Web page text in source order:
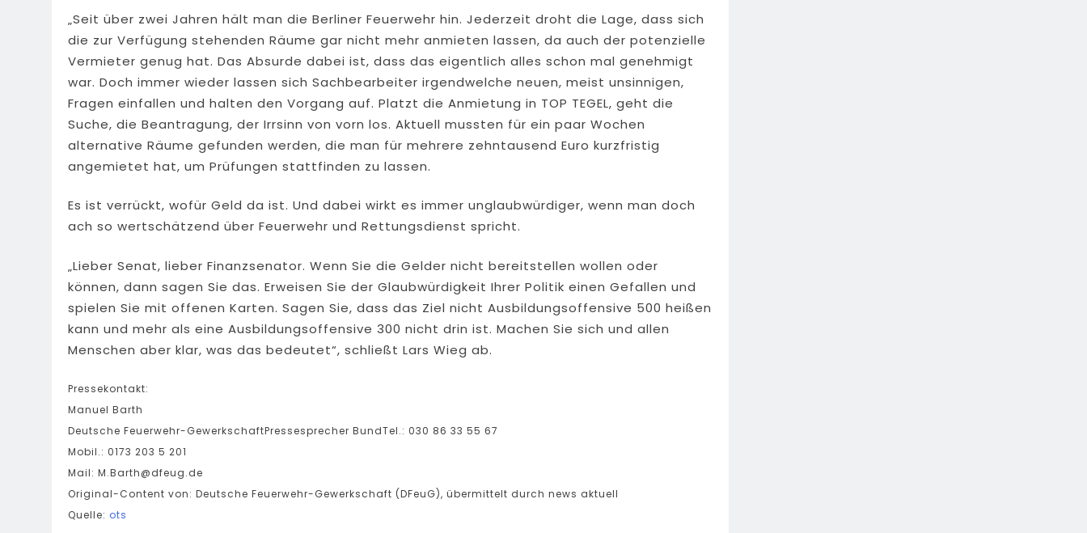
„Seit über zwei Jahren hält man die Berliner Feuerwehr hin. Jederzeit droht die Lage, dass sich
die zur Verfügung stehenden Räume gar nicht mehr anmieten lassen, da auch der potenzielle
Vermieter genug hat. Das Absurde dabei ist, dass das eigentlich alles schon mal genehmigt
war. Doch immer wieder lassen sich Sachbearbeiter irgendwelche neuen, meist unsinnigen,
Fragen einfallen und halten den Vorgang auf. Platzt die Anmietung in TOP TEGEL, geht die
Suche, die Beantragung, der Irrsinn von vorn los. Aktuell mussten für ein paar Wochen
alternative Räume gefunden werden, die man für mehrere zehntausend Euro kurzfristig
angemietet hat, um Prüfungen stattfinden zu lassen.
Es ist verrückt, wofür Geld da ist. Und dabei wirkt es immer unglaubwürdiger, wenn man doch
ach so wertschätzend über Feuerwehr und Rettungsdienst spricht.
„Lieber Senat, lieber Finanzsenator. Wenn Sie die Gelder nicht bereitstellen wollen oder
können, dann sagen Sie das. Erweisen Sie der Glaubwürdigkeit Ihrer Politik einen Gefallen und
spielen Sie mit offenen Karten. Sagen Sie, dass das Ziel nicht Ausbildungsoffensive 500 heißen
kann und mehr als eine Ausbildungsoffensive 300 nicht drin ist. Machen Sie sich und allen
Menschen aber klar, was das bedeutet“, schließt Lars Wieg ab.
Pressekontakt:
Manuel Barth
Deutsche Feuerwehr-GewerkschaftPressesprecher BundTel.: 030 86 33 55 67
Mobil.: 0173 203 5 201
Mail: M.Barth@dfeug.de
Original-Content von: Deutsche Feuerwehr-Gewerkschaft (DFeuG), übermittelt durch news aktuell
Quelle: ots